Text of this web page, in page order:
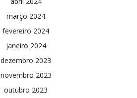
março 2024
fevereiro 2024
janeiro 2024
dezembro 2023
novembro 2023
outubro 2023